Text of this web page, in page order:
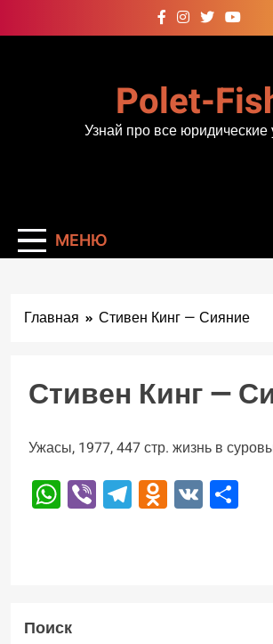
к
Polet-
Узнай про все юридические
МЕНЮ
Главная Стивен Кинг — Сияние
Стивен Кинг —
Ужасы, 1977, 447 стр. жизнь в
WhatsApp
ViberTelegram
VK
Поиск